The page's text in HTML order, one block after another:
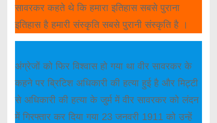
सावरकर कहते थे कि हमारा इतिहास सबसे पुराना
इतिहास है हमारी संस्कृति सबसे पुरानी संस्कृति है ।
अंग्रेजों को फिर विश्वास हो गया था वीर सावरकर के
कहने पर ब्रिटिश अधिकारी की हत्या हुई है और मिट्टी
से अधिकारी की हत्या के जुर्म में वीर सावरकर को लंदन
में गिरफ्तार कर दिया गया 23 जनवरी 1911 को उन्हें